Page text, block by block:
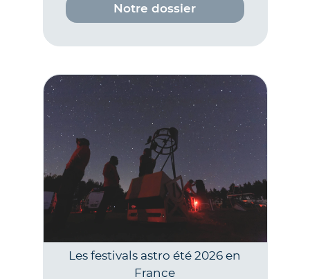
Notre dossier
Les festivals astro été 2026 en
France